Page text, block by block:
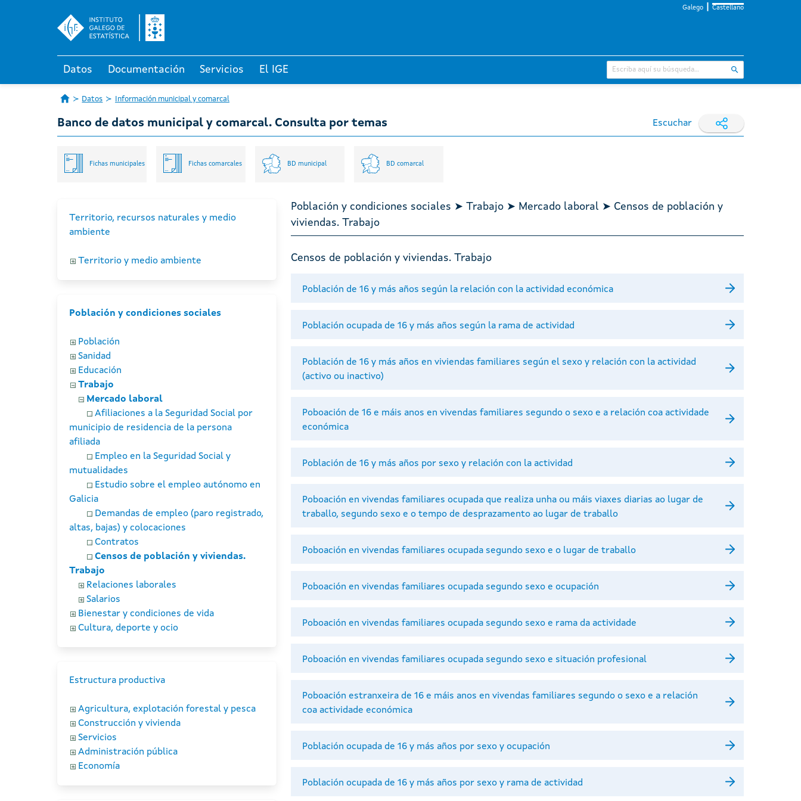
Galego Castellano
Datos Documentación Servicios El IGE
Datos Información municipal y comarcal
Banco de datos municipal y comarcal. Consulta por temas Escuchar
Fichas municipales Fichas comarcales BD municipal BD comarcal
Territorio, recursos naturales y medio
ambiente
Territorio y medio ambiente
Población y condiciones sociales
Población
Sanidad
Educación
Trabajo
Mercado laboral
Afiliaciones a la Seguridad Social por
municipio de residencia de la persona
afiliada
Empleo en la Seguridad Social y
mutualidades
Estudio sobre el empleo autónomo en
Galicia
Demandas de empleo (paro registrado,
altas, bajas) y colocaciones
Contratos
Censos de población y viviendas.
Trabajo
Relaciones laborales
Salarios
Bienestar y condiciones de vida
Cultura, deporte y ocio
Estructura productiva
Agricultura, explotación forestal y pesca
Construcción y vivienda
Servicios
Administración pública
Economía
Población y condiciones sociales ➤ Trabajo ➤ Mercado laboral ➤ Censos de población y
viviendas. Trabajo
Censos de población y viviendas. Trabajo
Población de 16 y más años según la relación con la actividad económica
Población ocupada de 16 y más años según la rama de actividad
Población de 16 y más años en viviendas familiares según el sexo y relación con la actividad
(activo ou inactivo)
Poboación de 16 e máis anos en vivendas familiares segundo o sexo e a relación coa actividade
económica
Población de 16 y más años por sexo y relación con la actividad
Poboación en vivendas familiares ocupada que realiza unha ou máis viaxes diarias ao lugar de
traballo, segundo sexo e o tempo de desprazamento ao lugar de traballo
Poboación en vivendas familiares ocupada segundo sexo e o lugar de traballo
Poboación en vivendas familiares ocupada segundo sexo e ocupación
Poboación en vivendas familiares ocupada segundo sexo e rama da actividade
Poboación en vivendas familiares ocupada segundo sexo e situación profesional
Poboación estranxeira de 16 e máis anos en vivendas familiares segundo o sexo e a relación
coa actividade económica
Población ocupada de 16 y más años por sexo y ocupación
Población ocupada de 16 y más años por sexo y rama de actividad